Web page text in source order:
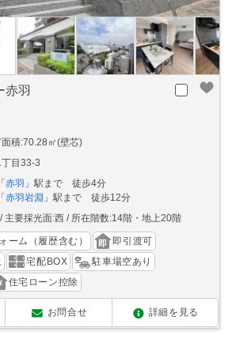
赤羽
積:70.28㎡(壁芯)
目33-3
「 赤羽 」駅まで 徒歩4分
「 赤羽岩淵 」駅まで 徒歩12分
主要採光面:西 所在階数:14階・地上20階
ーム（履歴含む）
即引渡可
宅配BOX
駐車場空あり
住宅ローン控除
お問合せ 詳細を見る